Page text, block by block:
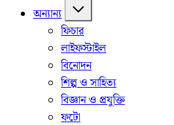
অন্যান্য
ফিচার
লাইফস্টাইল
বিনোদন
শিল্প ও সাহিত্য
বিজ্ঞান ও প্রযুক্তি
ফটো